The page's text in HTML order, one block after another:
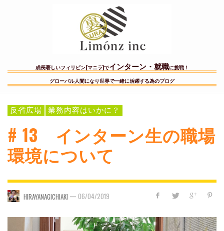
成長著しいフィリピン[マニラ]でインターン・就職に挑戦！
グローバル人間になり世界で一緒に活躍する為のブログ
反省広場 業務内容はいかに？
# 13 インターン生の職場
環境について
HIRAYANAGICHIAKI — 06/04/2019